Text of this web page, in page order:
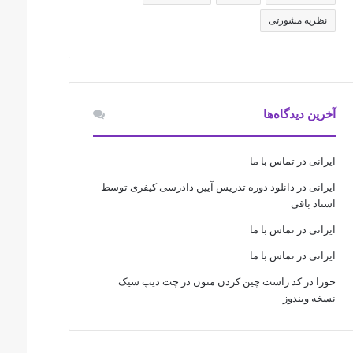
نظریه مشورتی
آخرین دیدگاه‌ها
ایرانی در تماس با ما
ایرانی در دانلود دوره تدریس آیین دادرسی کیفری توسط
استاد باقی
ایرانی در تماس با ما
ایرانی در تماس با ما
حورا درکد راست چین کردن متون در چت دیپ سیک
نسخه ویندوز